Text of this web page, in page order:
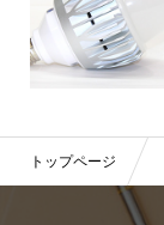
トップページ